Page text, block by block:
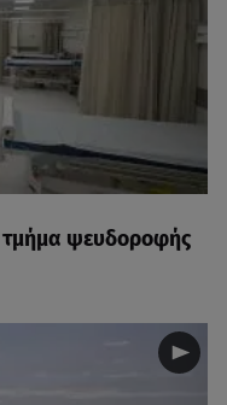
τμήμα ψευδοροφής